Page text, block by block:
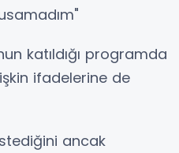
katıldığı programda
ifadelerine de
ancak